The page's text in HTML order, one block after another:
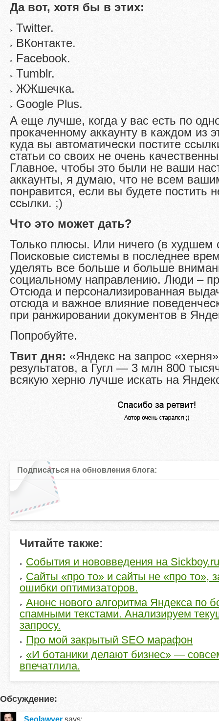
Да вот, хотя бы в этих:
Twitter.
ВКонтакте.
Facebook.
Tumblr.
ЖЖшечка.
Google Plus.
А еще лучше, когда у вас есть по
прокаченному аккаунту в каждом из
куда вы автоматически постите
статьи со своих не очень
Главное, чтобы это были не ваши
аккаунты, я думаю, что не всем
понравится, если вы будете постить
ссылки. ;)
Что это может дать?
Только плюсы. Или ничего (в худшем
Поисковые системы в последнее
уделять все больше и больше
социальному направлению. Люди –
Отсюда и персонализированная
отсюда и важное влияние
при ранжировании документов в
Попробуйте.
Твит дня: «Яндекс на запрос
результатов, а Гугл — 3 млн 800
всякую херню лучше искать на
Подписаться на обновления блога:
Читайте также:
События и нововведения на Sickboy.ru
Сайты «про то» и сайты не «про то»,
ошибки оптимизаторов.
Анонс нового алгоритма Яндекса по
спамными текстами. Анализируем
запросу.
Про мой закрытый SEO марафон
«И ботаники делают бизнес» —
впечатлила.
Обсуждение:
Seolawyer says: